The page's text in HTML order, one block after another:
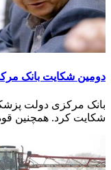
دومین شکایت بانک
بانک مرکزی دولت
شکایت کرد. همچنین